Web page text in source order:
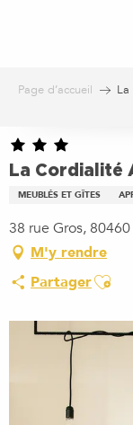
Page d’accueil
La Cordialité
MEUBLÉS ET GÎTES
38 rue Gros,
M'y rendre
Partager